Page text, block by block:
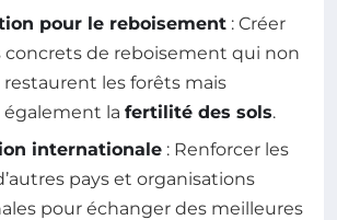
pour le reboisement : Créer
concrets de reboisement qui non
les forêts mais
la fertilité des sols.
internationale : Renforcer les
pays et organisations
pour échanger des meilleures